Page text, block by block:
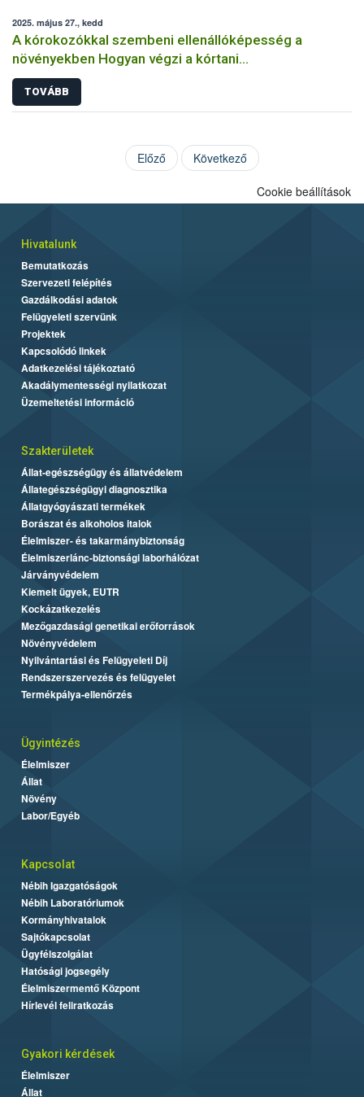
2025. május 27., kedd
A kórokozókkal szembeni ellenállóképesség a
növényekben Hogyan végzi a kórtani
rezisztenciavizsgálatokat a Nébih?
TOVÁBB
Előző Következő
Cookie beállítások
Hivatalunk
Bemutatkozás
Szervezeti felépítés
Gazdálkodási adatok
Felügyeleti szervünk
Projektek
Kapcsolódó linkek
Adatkezelési tájékoztató
Akadálymentességi nyilatkozat
Üzemeltetési információ
Szakterületek
Állat-egészségügy és állatvédelem
Állategészségügyi diagnosztika
Állatgyógyászati termékek
Borászat és alkoholos italok
Élelmiszer- és takarmánybiztonság
Élelmiszerlánc-biztonsági laborhálózat
Járványvédelem
Kiemelt ügyek, EUTR
Kockázatkezelés
Mezőgazdasági genetikai erőforrások
Növényvédelem
Nyilvántartási és Felügyeleti Díj
Rendszerszervezés és felügyelet
Termékpálya-ellenőrzés
Ügyintézés
Élelmiszer
Állat
Növény
Labor/Egyéb
Kapcsolat
Nébih Igazgatóságok
Nébih Laboratóriumok
Kormányhivatalok
Sajtókapcsolat
Ügyfélszolgálat
Hatósági jogsegély
Élelmiszermentő Központ
Hírlevél feliratkozás
Gyakori kérdések
Élelmiszer
Állat